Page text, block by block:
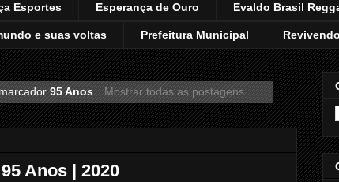
Esportes Esperança de Ouro Evaldo Brasil
e suas voltas Prefeitura Municipal
95 Anos. Mostrar todas as postagens
Anos | 2020